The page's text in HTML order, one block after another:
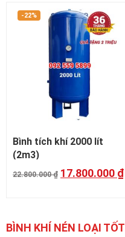
-22%
Bình tích khí 2000 lít
(2m3)
22.800.000₫ 17.800.000 ₫
BÌNH KHÍ NÉN LOẠI TỐT